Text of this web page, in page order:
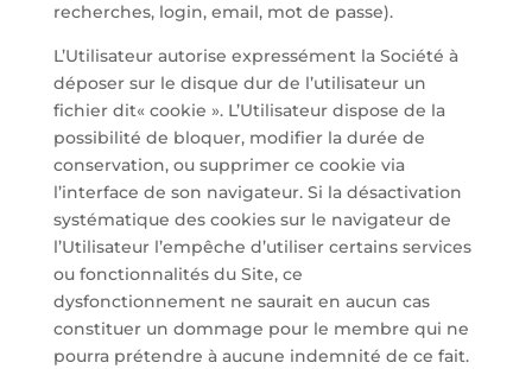
recherches, login, email, mot de passe).
L’Utilisateur autorise expressément la Société à
déposer sur le disque dur de l’utilisateur un
fichier dit« cookie ». L’Utilisateur dispose de la
possibilité de bloquer, modifier la durée de
conservation, ou supprimer ce cookie via
l’interface de son navigateur. Si la désactivation
systématique des cookies sur le navigateur de
l’Utilisateur l’empêche d’utiliser certains services
ou fonctionnalités du Site, ce
dysfonctionnement ne saurait en aucun cas
constituer un dommage pour le membre qui ne
pourra prétendre à aucune indemnité de ce fait.